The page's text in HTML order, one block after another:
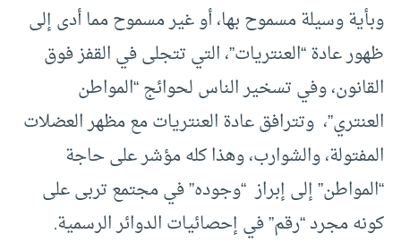
وبأية وسيلة مسموح بها، أو غير مسموح مما أدى إلى
ظهور عادة “العنتريات”، التي تتجلى في القفز فوق
القانون، وفي تسخير الناس لحوائج “المواطن
العنتري”، وتترافق عادة العنتريات مع مظهر العضلات
المفتولة، والشوارب، وهذا كله مؤشر على حاجة
“المواطن” إلى إبراز “وجوده” في مجتمع تربى على
كونه مجرد “رقم” في إحصائيات الدوائر الرسمية.